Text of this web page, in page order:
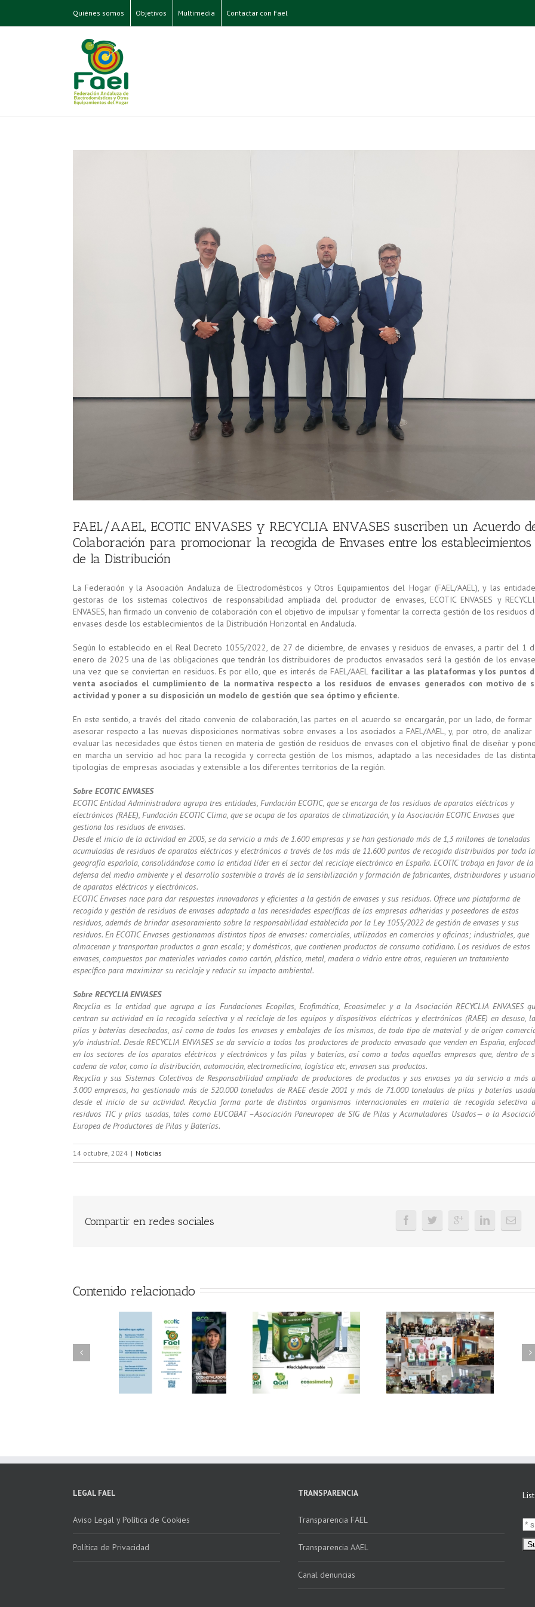
Quiénes somos Objetivos Multimedia Contactar con Fael
FAEL/AAEL, ECOTIC ENVASES y RECYCLIA ENVASES suscriben un Acuerdo
Colaboración para promocionar la recogida de Envases entre los establecimientos
de la Distribución
La Federación y la Asociación Andaluza de Electrodomésticos y Otros Equipamientos del Hogar (FAEL/AAEL), y las
gestoras de los sistemas colectivos de responsabilidad ampliada del productor de envases, ECOTIC ENVASES y
ENVASES, han firmado un convenio de colaboración con el objetivo de impulsar y fomentar la correcta gestión de los residuos
envases desde los establecimientos de la Distribución Horizontal en Andalucía.
Según lo establecido en el Real Decreto 1055/2022, de 27 de diciembre, de envases y residuos de envases, a partir del 1
enero de 2025 una de las obligaciones que tendrán los distribuidores de productos envasados será la gestión de los
una vez que se conviertan en residuos. Es por ello, que es interés de FAEL/AAEL facilitar a las plataformas y los puntos
venta asociados el cumplimiento de la normativa respecto a los residuos de envases generados con motivo de
actividad y poner a su disposición un modelo de gestión que sea óptimo y eficiente.
En este sentido, a través del citado convenio de colaboración, las partes en el acuerdo se encargarán, por un lado, de formar
asesorar respecto a las nuevas disposiciones normativas sobre envases a los asociados a FAEL/AAEL, y, por otro, de analizar
evaluar las necesidades que éstos tienen en materia de gestión de residuos de envases con el objetivo final de diseñar y
en marcha un servicio ad hoc para la recogida y correcta gestión de los mismos, adaptado a las necesidades de las
tipologías de empresas asociadas y extensible a los diferentes territorios de la región.
Sobre ECOTIC ENVASES
ECOTIC Entidad Administradora agrupa tres entidades, Fundación ECOTIC, que se encarga de los residuos de aparatos eléctricos y
electrónicos (RAEE), Fundación ECOTIC Clima, que se ocupa de los aparatos de climatización, y la Asociación ECOTIC Envases que
gestiona los residuos de envases.
Desde el inicio de la actividad en 2005, se da servicio a más de 1.600 empresas y se han gestionado más de 1,3 millones de toneladas
acumuladas de residuos de aparatos eléctricos y electrónicos a través de los más de 11.600 puntos de recogida distribuidos por toda la
geografía española, consolidándose como la entidad líder en el sector del reciclaje electrónico en España. ECOTIC trabaja en favor de la
defensa del medio ambiente y el desarrollo sostenible a través de la sensibilización y formación de fabricantes, distribuidores y
de aparatos eléctricos y electrónicos.
ECOTIC Envases nace para dar respuestas innovadoras y eficientes a la gestión de envases y sus residuos. Ofrece una plataforma de
recogida y gestión de residuos de envases adaptada a las necesidades específicas de las empresas adheridas y poseedores de estos
residuos, además de brindar asesoramiento sobre la responsabilidad establecida por la Ley 1055/2022 de gestión de envases y sus
residuos. En ECOTIC Envases gestionamos distintos tipos de envases: comerciales, utilizados en comercios y oficinas; industriales, que
almacenan y transportan productos a gran escala; y domésticos, que contienen productos de consumo cotidiano. Los residuos de estos
envases, compuestos por materiales variados como cartón, plástico, metal, madera o vidrio entre otros, requieren un tratamiento
específico para maximizar su reciclaje y reducir su impacto ambiental.
Sobre RECYCLIA ENVASES
Recyclia es la entidad que agrupa a las Fundaciones Ecopilas, Ecofimática, Ecoasimelec y a la Asociación RECYCLIA ENVASES
centran su actividad en la recogida selectiva y el reciclaje de los equipos y dispositivos eléctricos y electrónicos (RAEE) en desuso,
pilas y baterías desechadas, así como de todos los envases y embalajes de los mismos, de todo tipo de material y de origen
y/o industrial. Desde RECYCLIA ENVASES se da servicio a todos los productores de producto envasado que venden en España,
en los sectores de los aparatos eléctricos y electrónicos y las pilas y baterías, así como a todas aquellas empresas que, dentro de
cadena de valor, como la distribución, automoción, electromedicina, logística etc, envasen sus productos.
Recyclia y sus Sistemas Colectivos de Responsabilidad ampliada de productores de productos y sus envases ya da servicio a más
3.000 empresas, ha gestionado más de 520.000 toneladas de RAEE desde 2001 y más de 71.000 toneladas de pilas y baterías
desde el inicio de su actividad. Recyclia forma parte de distintos organismos internacionales en materia de recogida selectiva
residuos TIC y pilas usadas, tales como EUCOBAT –Asociación Paneuropea de SIG de Pilas y Acumuladores Usados— o la
Europea de Productores de Pilas y Baterías.
14 octubre, 2024 | Noticias
Compartir en redes sociales
Contenido relacionado
FAEL/AAEL y
FAEL, Ecoasimelec y
Parque Joyero
Córdoba, colaboran
FAEL, junto con
Ecoasimelec, visitan
16 centros
Verde”
Ya disponible el
vídeo Webinar
«Facturación
LEGAL FAEL
Aviso Legal y Política de Cookies
Política de Privacidad
TRANSPARENCIA
Transparencia FAEL
Transparencia AAEL
Canal denuncias